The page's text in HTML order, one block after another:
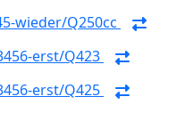
wieder/Q250cc
erst/Q423
erst/Q425